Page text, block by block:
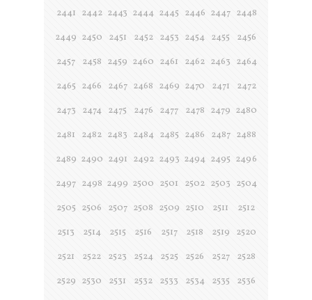
2441 2442 2443 2444 2445 2446 2447 2448
2449 2450 2451 2452 2453 2454 2455
2456
2457
2458 2459 2460 2461 2462 2463 2464
2465 2466 2467 2468 2469 2470 2471
2472
2473
2474 2475 2476 2477 2478 2479 2480
2481
2482 2483 2484 2485 2486 2487 2488
2489 2490 2491 2492 2493 2494 2495 2496
2497 2498 2499 2500 2501 2502 2503 2504
2505 2506 2507 2508 2509 2510 2511
2512
2513
2514 2515 2516 2517 2518 2519
2520
2521
2522 2523 2524 2525 2526 2527
2528
2529 2530 2531 2532 2533 2534 2535
2536